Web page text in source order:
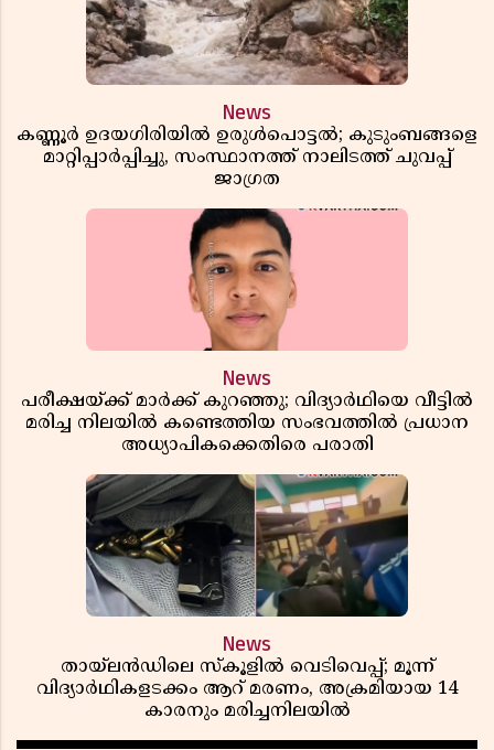
News
കണ്ണൂർ ഉദയഗിരിയിൽ ഉരുൾപൊട്ടൽ; കുടുംബങ്ങളെ
മാറ്റിപ്പാർപ്പിച്ചു, സംസ്ഥാനത്ത് നാലിടത്ത് ചുവപ്പ്
ജാഗ്രത
News
പരീക്ഷയ്ക്ക് മാർക്ക് കുറഞ്ഞു; വിദ്യാർഥിയെ വീട്ടിൽ
മരിച്ച നിലയിൽ കണ്ടെത്തിയ സംഭവത്തിൽ പ്രധാന
അധ്യാപികക്കെതിരെ പരാതി
News
തായ്‌ലൻഡിലെ സ്‌കൂളിൽ വെടിവെപ്പ്; മൂന്ന്
വിദ്യാർഥികളടക്കം ആറ് മരണം, അക്രമിയായ 14
കാരനും മരിച്ചനിലയിൽ